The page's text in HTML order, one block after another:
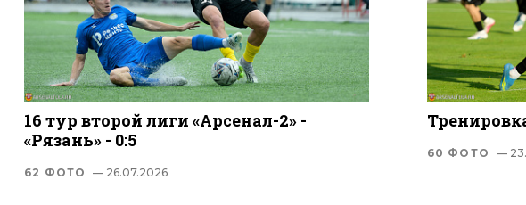
16 тур второй лиги «Арсенал-2» -
«Рязань» - 0:5
62 ФОТО — 26.07.2026
60 ФОТО —